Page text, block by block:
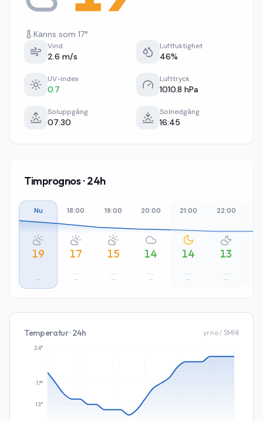
Känns som 17°
Vind
2.6 m/s
Luftfuktighet
46%
UV-index
0.7
Lufttryck
1010.8 hPa
Soluppgång
07:30
Solnedgång
16:45
Timprognos · 24h
Nu
19
–
18:00
17
–
19:00
15
–
20:00
14
–
21:00
14
–
22:00
13
–
Temperatur · 24h yr.no / SMHI
13°
17°
24°